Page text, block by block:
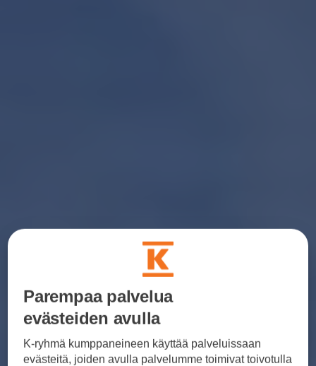
Parempaa palvelua
evästeiden avulla
K-ryhmä kumppaneineen käyttää palveluissaan
evästeitä, joiden avulla palvelumme toimivat toivotulla